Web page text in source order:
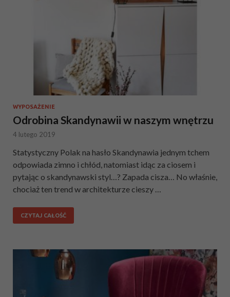
WYPOSAŻENIE
Odrobina Skandynawii w naszym wnętrzu
4 lutego 2019
Statystyczny Polak na hasło Skandynawia jednym tchem
odpowiada zimno i chłód, natomiast idąc za ciosem i
pytając o skandynawski styl…? Zapada cisza… No właśnie,
chociaż ten trend w architekturze cieszy …
CZYTAJ CAŁOŚĆ